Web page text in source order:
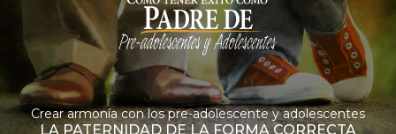
Crear armonía con los pre-adolescente y adolescentes
LA PATERNIDAD DE LA FORMA CORRECTA